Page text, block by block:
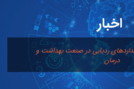
اخبار
ردیابی در صنعت بهداشت و
درمان